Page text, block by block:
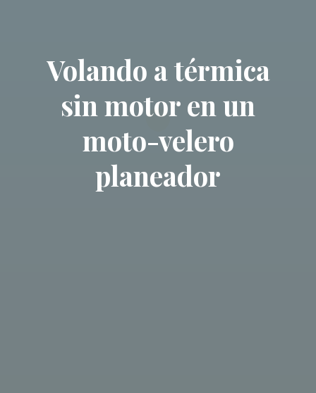
Volando a térmica
sin motor en un
moto-velero
planeador